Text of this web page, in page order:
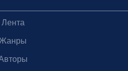
Лента
Жанры